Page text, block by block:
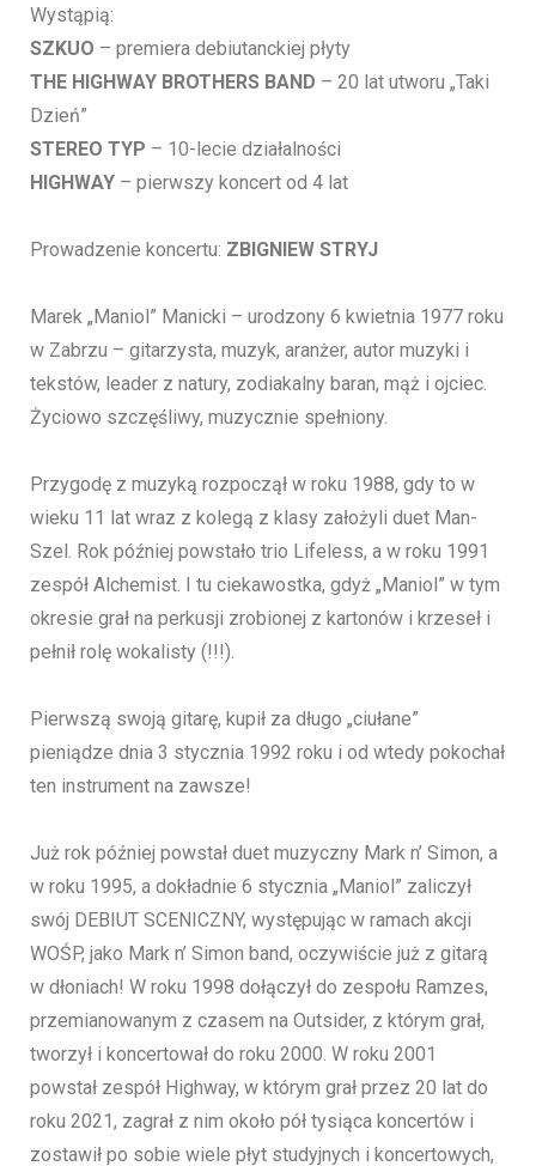
Wystąpią:
SZKUO – premiera debiutanckiej płyty
THE HIGHWAY BROTHERS BAND – 20 lat utworu „Taki
Dzień”
STEREO TYP – 10-lecie działalności
HIGHWAY – pierwszy koncert od 4 lat
Prowadzenie koncertu: ZBIGNIEW STRYJ
Marek „Maniol” Manicki – urodzony 6 kwietnia 1977 roku
w Zabrzu – gitarzysta, muzyk, aranżer, autor muzyki i
tekstów, leader z natury, zodiakalny baran, mąż i ojciec.
Życiowo szczęśliwy, muzycznie spełniony.
Przygodę z muzyką rozpoczął w roku 1988, gdy to w
wieku 11 lat wraz z kolegą z klasy założyli duet Man-
Szel. Rok później powstało trio Lifeless, a w roku 1991
zespół Alchemist. I tu ciekawostka, gdyż „Maniol” w tym
okresie grał na perkusji zrobionej z kartonów i krzeseł i
pełnił rolę wokalisty (!!!).
Pierwszą swoją gitarę, kupił za długo „ciułane”
pieniądze dnia 3 stycznia 1992 roku i od wtedy pokochał
ten instrument na zawsze!
Już rok później powstał duet muzyczny Mark n’ Simon, a
w roku 1995, a dokładnie 6 stycznia „Maniol” zaliczył
swój DEBIUT SCENICZNY, występując w ramach akcji
WOŚP, jako Mark n’ Simon band, oczywiście już z gitarą
w dłoniach! W roku 1998 dołączył do zespołu Ramzes,
przemianowanym z czasem na Outsider, z którym grał,
tworzył i koncertował do roku 2000. W roku 2001
powstał zespół Highway, w którym grał przez 20 lat do
roku 2021, zagrał z nim około pół tysiąca koncertów i
zostawił po sobie wiele płyt studyjnych i koncertowych,